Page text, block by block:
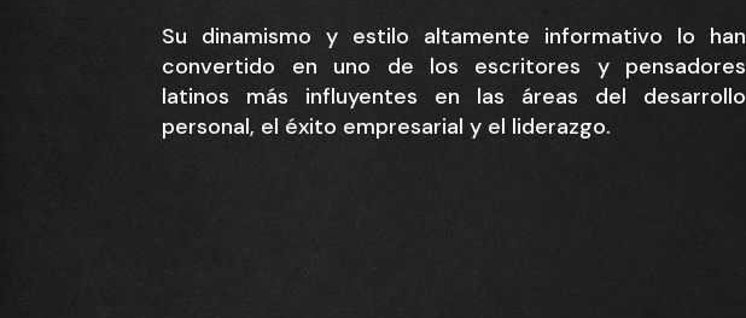
Su dinamismo y estilo altamente informativo lo han
convertido en uno de los escritores y pensadores
latinos más influyentes en las áreas del desarrollo
personal, el éxito empresarial y el liderazgo.